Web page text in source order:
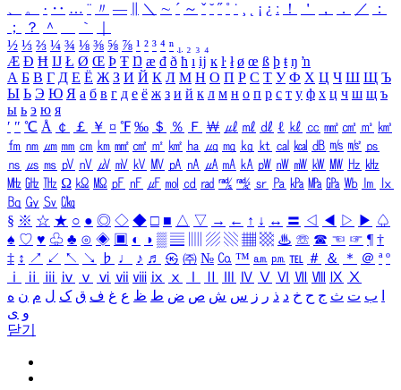
、
。 · ‥ … ¨ 〃 ― ＼ ∼ ´ ～ ˇ ˘ ˝ ˚ ˙ ¸ ¡ ¿ ː ！ ＇ ， ． ／
：
；
？ ＾ ｀
½ ⅓ ⅔ ¼ ¾ ⅛ ⅜ ⅝ ⅞ ¹ ² ³ ⁴ ⁿ ₁ ₂ ₃ ₄
Æ Ð Ħ Ĳ Ł Ø Œ Þ Ŧ Ŋ æ đ ð ħ ı ĳ ĸ ŀ ł ø œ ß þ ŧ ŋ ŉ
А Б В Г Д Е Ё Ж З И Й К Л М Н О П Р С Т У Ф Х Ц Ч Ш Щ Ъ
Ы Ь Э Ю Я а б в г д е ё ж з и й к л м н о п р с т у ф х ц ч ш щ ъ
ы ь э ю я
′ ″ ℃ Å ￠ ￡ ￥ ¤ ℉ ‰ ＄ ％ Ｆ ￦ ㎕ ㎖ ㎗ ℓ ㎘ ㏄ ㎣ ㎤ ㎥ ㎦
㎙ ㎚ ㎛ ㎜ ㎝ ㎞ ㎟ ㎠ ㎡ ㎢ ㏊ ㎍ ㎎ ㎏ ㏏ ㎈ ㎉ ㏈ ㎧ ㎨ ㎰
㎱ ㎲ ㎳ ㎴ ㎵ ㎶ ㎷ ㎸ ㎹ ㎀ ㎁ ㎂ ㎃ ㎄ ㎺ ㎻ ㎽ ㎾ ㎿ ㎐ ㎑
㎒ ㎓ ㎔ Ω ㏀ ㏁ ㎊ ㎋ ㎌ ㏖ ㏅ ㎭ ㎮ ㎯ ㏛ ㎩ ㎪ ㎫ ㎬ ㏝ ㏐
㏓
㏃ ㏉ ㏜ ㏆
§ ※ ☆ ★ ○ ● ◎ ◇ ◆ □ ■ △ ▽ → ← ↑ ↓ ↔ 〓 ◁ ◀ ▷ ▶ ♤
♠ ♡ ♥ ♧ ♣ ⊙ ◈ ▣ ◐ ◑ ▒ ▤ ▨ ▧ ▦ ▩ ♨ ☏ ☎ ☜ ☞ ¶ †
‡ ↕ ↗ ↙ ↖ ↘ ♭ ♩ ♪ ♬ ㉿ ㈜ № ㏇ ™ ㏂ ㏘ ℡ ＃ ＆ ＊ ＠ ª º
ⅰ
ⅱ ⅲ ⅳ ⅴ ⅵ ⅶ ⅷ ⅸ ⅹ Ⅳ Ⅴ Ⅵ Ⅶ Ⅷ Ⅸ Ⅹ
ب ت ث ج ح خ د ذ ر ز س ش ص ض ط ظ ع غ ف ق ک ل م ن ه
و ی
닫기